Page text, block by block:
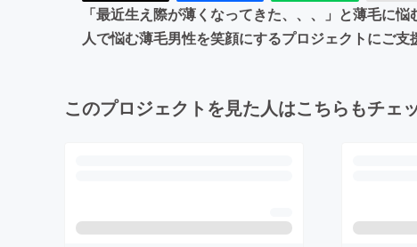
「最近生え際が薄くなってきた、、、」と薄毛に
人で悩む薄毛男性を笑顔にするプロジェクトにご支
このプロジェクトを見た人はこちらもチェ